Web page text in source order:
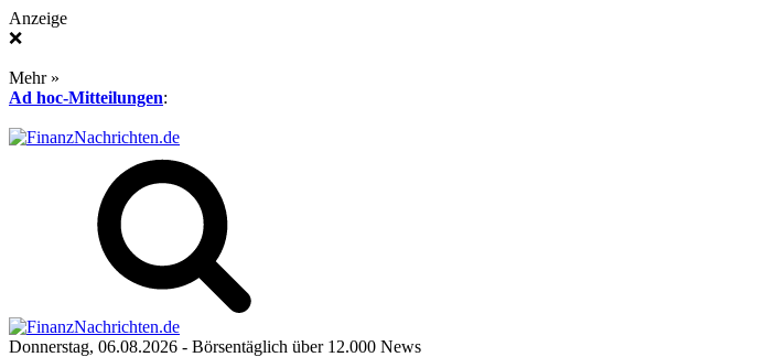
Anzeige
❌
Mehr »
Ad hoc-Mitteilungen:
Donnerstag, 06.08.2026 - Börsentäglich über 12.000 News